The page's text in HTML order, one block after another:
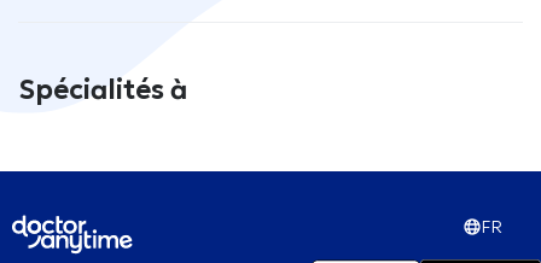
Spécialités à
FR